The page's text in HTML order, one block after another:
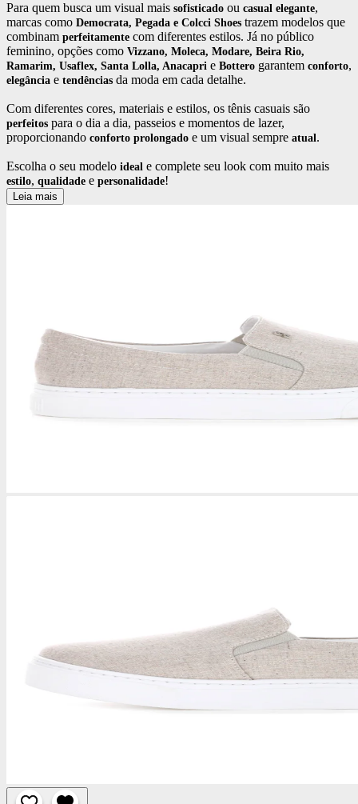
Para quem busca um visual mais sofisticado ou casual elegante,
marcas como Democrata, Pegada e Colcci Shoes trazem modelos que
combinam perfeitamente com diferentes estilos. Já no público
feminino, opções como Vizzano, Moleca, Modare, Beira Rio,
Ramarim, Usaflex, Santa Lolla, Anacapri e Bottero garantem conforto,
elegância e tendências da moda em cada detalhe.
Com diferentes cores, materiais e estilos, os tênis casuais são
perfeitos para o dia a dia, passeios e momentos de lazer,
proporcionando conforto prolongado e um visual sempre atual.
Escolha o seu modelo ideal e complete seu look com muito mais
estilo, qualidade e personalidade!
Leia mais